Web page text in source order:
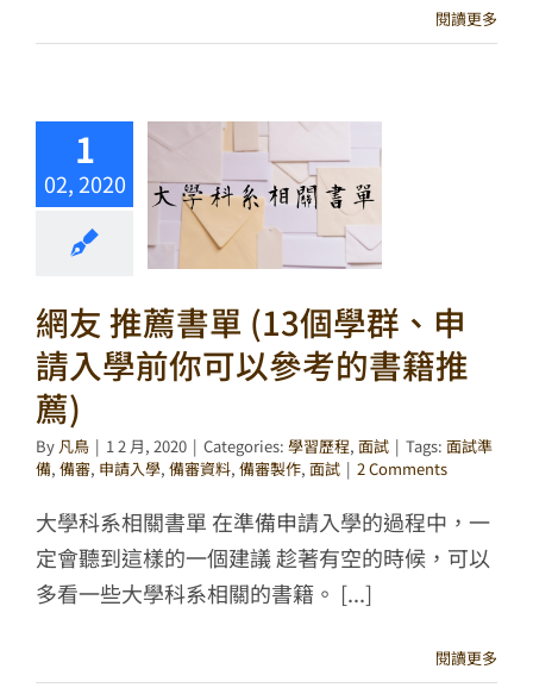
閱讀更多
1
02, 2020
網友 推薦書單 (13個學群、申
請入學前你可以參考的書籍推
薦)
By 凡鳥 | 1 2 月, 2020 | Categories: 學習歷程, 面試 | Tags: 面試準
備, 備審, 申請入學, 備審資料, 備審製作, 面試 | 2 Comments
大學科系相關書單 在準備申請入學的過程中，一
定會聽到這樣的一個建議 趁著有空的時候，可以
多看一些大學科系相關的書籍。 [...]
閱讀更多